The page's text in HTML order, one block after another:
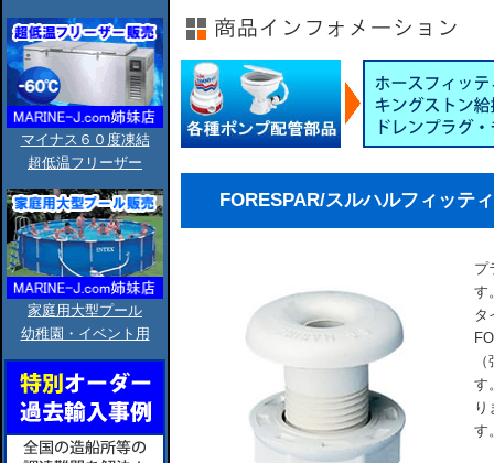
マイナス６０度凍結
超低温フリーザー
家庭用大型プール
幼稚園・イベント用
FORESPAR/スルハルフィッテ
プ
す
タ
す
り
す